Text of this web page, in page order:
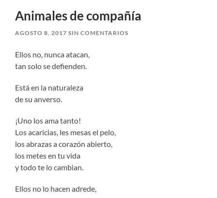
Animales de compañía
AGOSTO 8, 2017 SIN COMENTARIOS
Ellos no, nunca atacan,
tan solo se defienden.
Está en la naturaleza
de su anverso.
¡Uno los ama tanto!
Los acaricias, les mesas el pelo,
los abrazas a corazón abierto,
los metes en tu vida
y todo te lo cambian.
Ellos no lo hacen adrede,